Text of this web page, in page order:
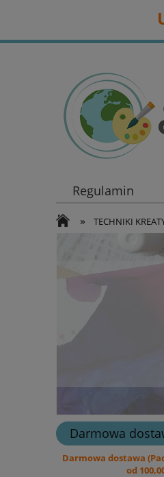
Regulamin
» TECHNIKI
Darmowa
Darmowa dostawa
od